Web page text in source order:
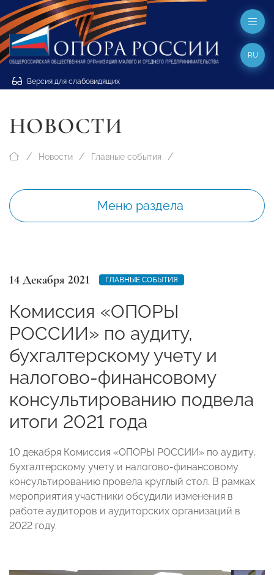
Версия для слабовидящих
RU
НОВОСТИ
Новости Главные события
Меню раздела
14 Декабря 2021 ГЛАВНЫЕ СОБЫТИЯ
Комиссия «ОПОРЫ
РОССИИ» по аудиту,
бухгалтерскому учету и
налогово-финансовому
консультированию подвела
итоги 2021 года
10 декабря Комиссия «ОПОРЫ РОССИИ» по аудиту,
бухгалтерскому учету и налогово-финансовому
консультированию провела круглый стол. В рамках
мероприятия участники обсудили изменения в
работе аудиторов и аудиторских организаций в
2022 году.